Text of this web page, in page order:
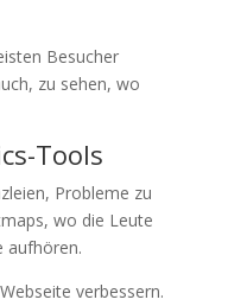
Besucher
zu sehen, wo
Tools
Probleme zu
wo die Leute
aufhören.
verbessern.